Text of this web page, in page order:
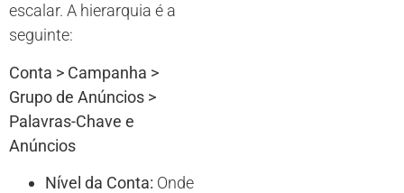
escalar. A hierarquia é a
seguinte:
Conta > Campanha >
Grupo de Anúncios >
Palavras-Chave e
Anúncios
Nível da Conta: Onde